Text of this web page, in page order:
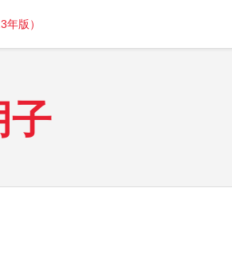
版）